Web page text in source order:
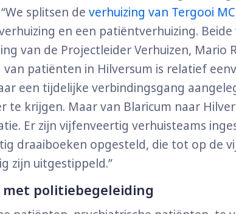
splitsen de verhuizing van Tergooi MC
en een patiëntverhuizing.
van de Projectleider Verhuizen, Mario
van patiënten in Hilversum is relatief
een tijdelijke verbindingsgang
te krijgen. Maar van Blaricum naar
Er zijn vijfenveertig verhuisteams
draaiboeken opgesteld, die tot op de
zijn uitgestippeld.”
met politiebegeleiding